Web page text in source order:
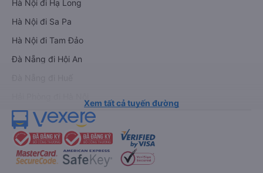
Hà Nội đi Hạ Long
Hà Nội đi Sa Pa
Hà Nội đi Tam Đảo
Đà Nẵng đi Hội An
Xem tất cả tuyến đường